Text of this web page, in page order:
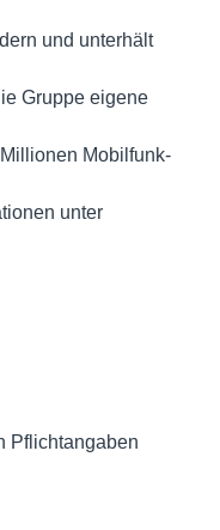
und unterhält
Gruppe eigene
Mobilfunk-
unter
Pflichtangaben